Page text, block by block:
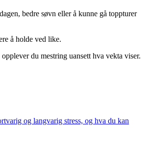
bedre søvn eller å kunne gå toppturer
å holde ved like.
du mestring uansett hva vekta viser.
og langvarig stress, og hva du kan